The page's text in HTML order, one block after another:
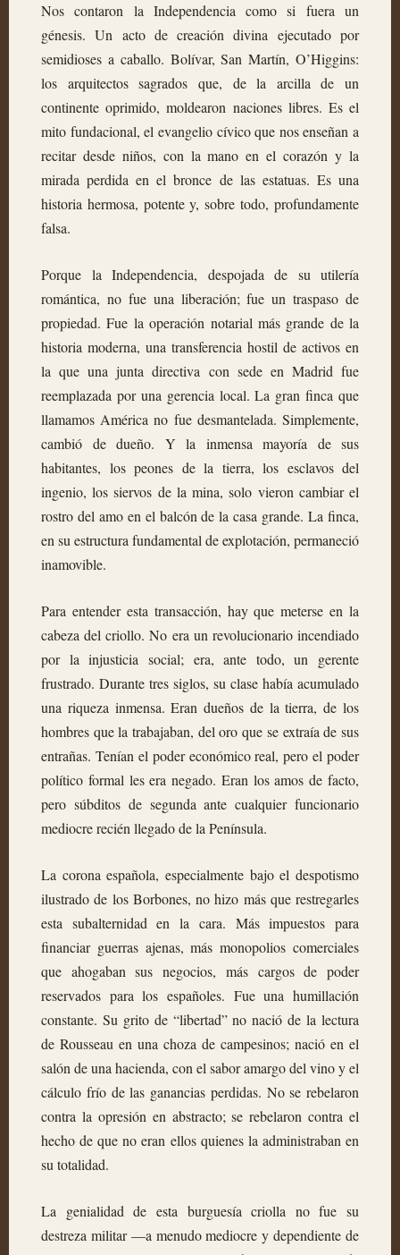
Nos contaron la Independencia como si fuera un
génesis. Un acto de creación divina ejecutado por
semidioses a caballo. Bolívar, San Martín, O’Higgins:
los arquitectos sagrados que, de la arcilla de un
continente oprimido, moldearon naciones libres. Es el
mito fundacional, el evangelio cívico que nos enseñan a
recitar desde niños, con la mano en el corazón y la
mirada perdida en el bronce de las estatuas. Es una
historia hermosa, potente y, sobre todo, profundamente
falsa.
Porque la Independencia, despojada de su utilería
romántica, no fue una liberación; fue un traspaso de
propiedad. Fue la operación notarial más grande de la
historia moderna, una transferencia hostil de activos en
la que una junta directiva con sede en Madrid fue
reemplazada por una gerencia local. La gran finca que
llamamos América no fue desmantelada. Simplemente,
cambió de dueño. Y la inmensa mayoría de sus
habitantes, los peones de la tierra, los esclavos del
ingenio, los siervos de la mina, solo vieron cambiar el
rostro del amo en el balcón de la casa grande. La finca,
en su estructura fundamental de explotación, permaneció
inamovible.
Para entender esta transacción, hay que meterse en la
cabeza del criollo. No era un revolucionario incendiado
por la injusticia social; era, ante todo, un gerente
frustrado. Durante tres siglos, su clase había acumulado
una riqueza inmensa. Eran dueños de la tierra, de los
hombres que la trabajaban, del oro que se extraía de sus
entrañas. Tenían el poder económico real, pero el poder
político formal les era negado. Eran los amos de facto,
pero súbditos de segunda ante cualquier funcionario
mediocre recién llegado de la Península.
La corona española, especialmente bajo el despotismo
ilustrado de los Borbones, no hizo más que restregarles
esta subalternidad en la cara. Más impuestos para
financiar guerras ajenas, más monopolios comerciales
que ahogaban sus negocios, más cargos de poder
reservados para los españoles. Fue una humillación
constante. Su grito de “libertad” no nació de la lectura
de Rousseau en una choza de campesinos; nació en el
salón de una hacienda, con el sabor amargo del vino y el
cálculo frío de las ganancias perdidas. No se rebelaron
contra la opresión en abstracto; se rebelaron contra el
hecho de que no eran ellos quienes la administraban en
su totalidad.
La genialidad de esta burguesía criolla no fue su
destreza militar —a menudo mediocre y dependiente de